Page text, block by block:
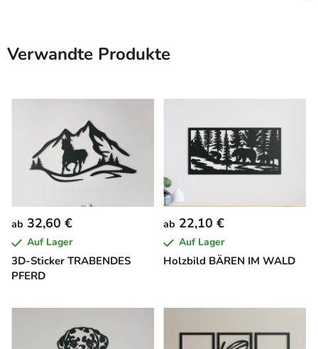
Verwandte Produkte
3D-Sticker TRABENDES
PFERD
ab 32,60 €
Auf Lager
Holzbild BÄREN IM WALD
ab 22,10 €
Auf Lager